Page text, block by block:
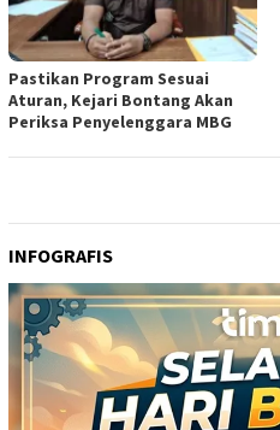
Pastikan Program Sesuai
Aturan, Kejari Bontang Akan
Periksa Penyelenggara MBG
INFOGRAFIS